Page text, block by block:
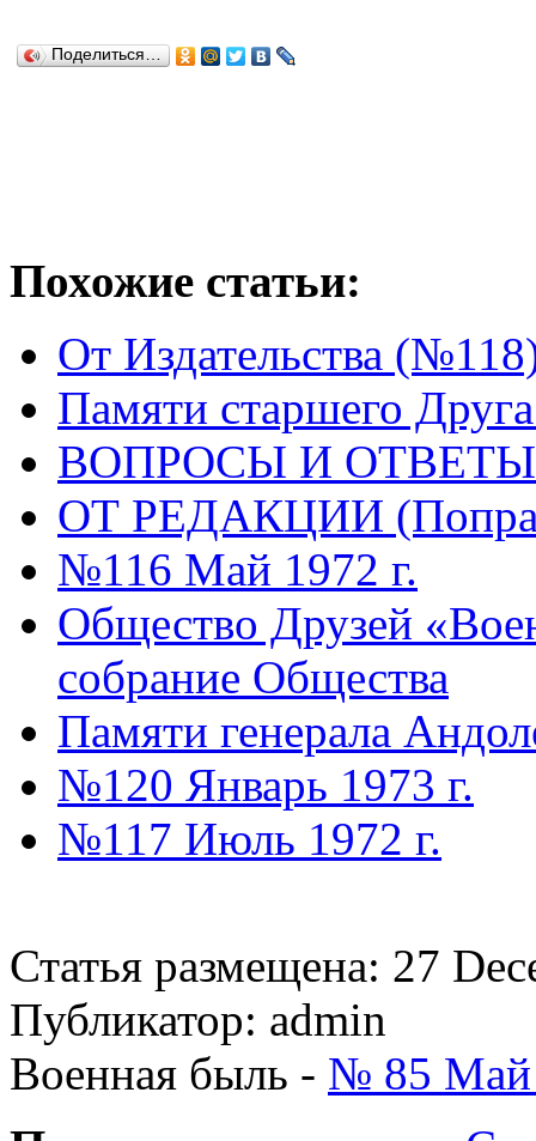
Поделиться…
Похожие статьи:
От Издательства
Памяти старшего
ВОПРОСЫ И ОТВЕТЫ
ОТ РЕДАКЦИИ
№116 Май 1972 г.
Общество Друзей
собрание Общества
Памяти генерала
№120 Январь 1973 г.
№117 Июль 1972 г.
Статья размещена: 27
Публикатор: admin
Военная быль - № 85 Май